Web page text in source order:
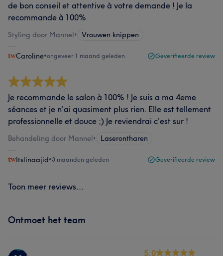
de bon conseil et attentive à votre demande ! Je la
recommande à 100%
Styling door Mannel• Vrouwen knippen
Caroline•ongeveer 1 maand geleden Geverifieerde review
Je recommande le salon à 100% ! Je suis a ma 4eme
séances et je n’ai quasiment plus rien. Elle est tellement
professionnelle et douce ;) Je reviendrai c’est sur !
Behandeling door Mannel• Laserontharen
Itslinaajid•3 maanden geleden Geverifieerde review
Toon meer reviews...
Ontmoet het team
5.0